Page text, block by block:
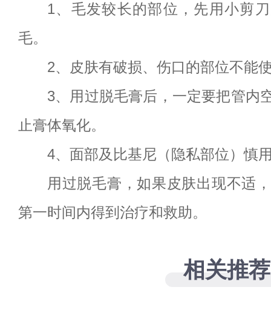
1、毛发较长的部位，先用小剪
毛。
2、皮肤有破损、伤口的部位不能
3、用过脱毛膏后，一定要把管内
止膏体氧化。
4、面部及比基尼（隐私部位）慎
用过脱毛膏，如果皮肤出现不适
第一时间内得到治疗和救助。
相关推荐